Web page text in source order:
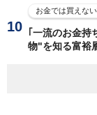
お金では買えな
｢一流のお金
物"を知る富裕